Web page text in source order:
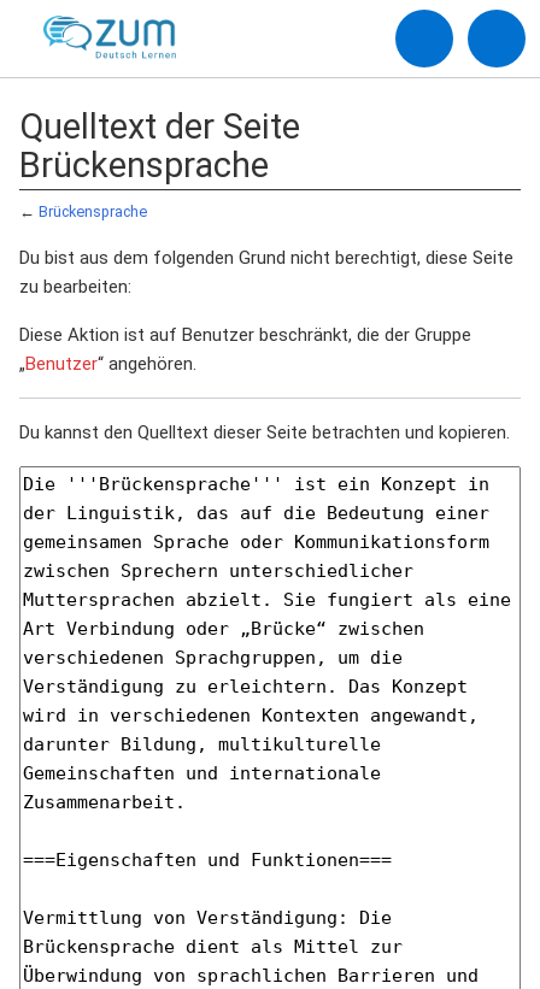
Quelltext der Seite
Brückensprache
← Brückensprache
Du bist aus dem folgenden Grund nicht berechtigt, diese Seite
zu bearbeiten:
Diese Aktion ist auf Benutzer beschränkt, die der Gruppe
„Benutzer“ angehören.
Du kannst den Quelltext dieser Seite betrachten und kopieren.